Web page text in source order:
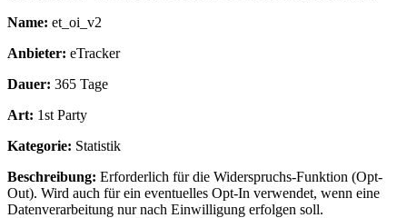
Name: et_oi_v2
Anbieter: eTracker
Dauer: 365 Tage
Art: 1st Party
Kategorie: Statistik
Beschreibung: Erforderlich für die Widerspruchs-Funktion (Opt-
Out). Wird auch für ein eventuelles Opt-In verwendet, wenn eine
Datenverarbeitung nur nach Einwilligung erfolgen soll.